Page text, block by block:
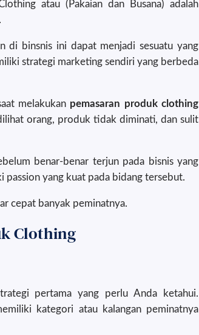
atau (Pakaian dan Busana) adalah
di binsnis ini dapat menjadi sesuatu yang
strategi marketing sendiri yang berbeda
melakukan pemasaran produk clothing
orang, produk tidak diminati, dan sulit
benar-benar terjun pada bisnis yang
passion yang kuat pada bidang tersebut.
cepat banyak peminatnya.
Clothing
pertama yang perlu Anda ketahui.
kategori atau kalangan peminatnya